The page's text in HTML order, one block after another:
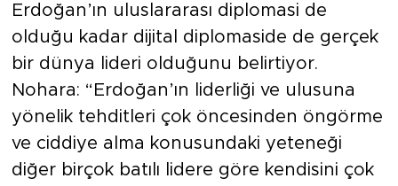
Erdoğan’ın uluslararası diplomasi de
olduğu kadar dijital diplomaside de gerçek
bir dünya lideri olduğunu belirtiyor.
Nohara: “Erdoğan’ın liderliği ve ulusuna
yönelik tehditleri çok öncesinden öngörme
ve ciddiye alma konusundaki yeteneği
diğer birçok batılı lidere göre kendisini çok